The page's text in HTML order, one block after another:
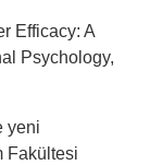
Efficacy: A
Psychology,
yeni
Fakültesi